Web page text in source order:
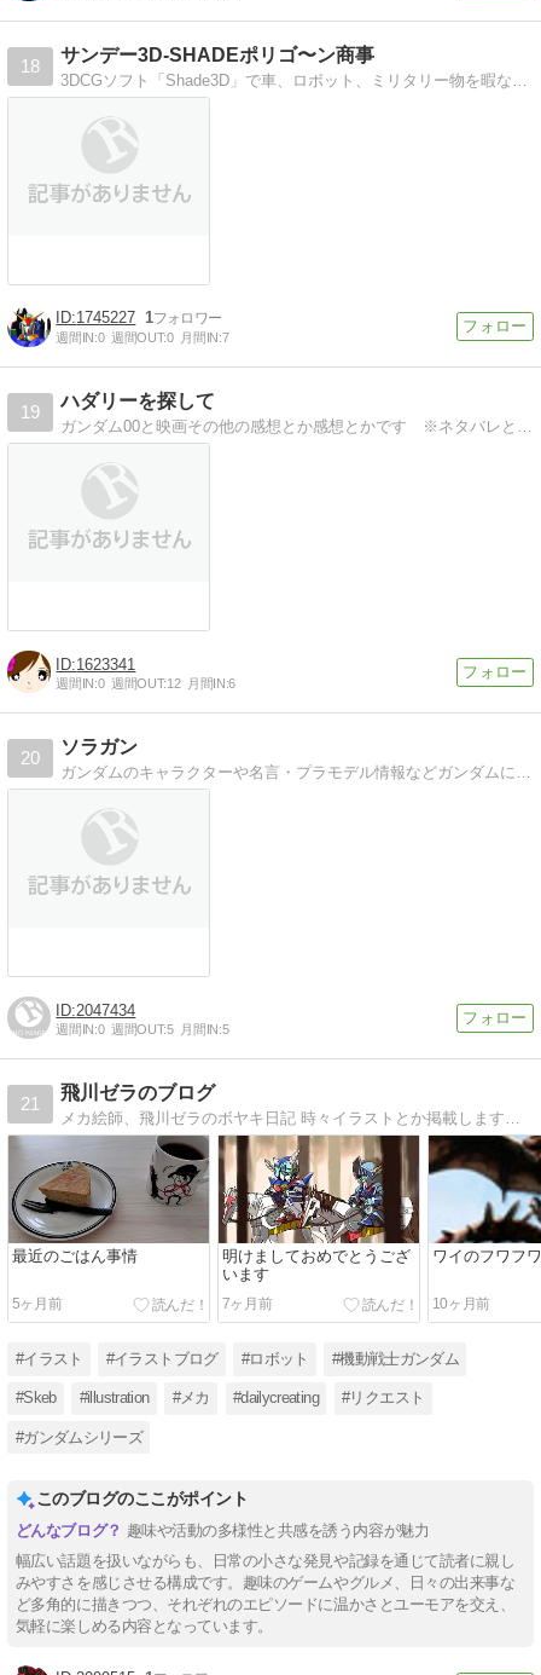
18
サンデー3D-SHADEポリゴ〜ン商事
3DCGソフト「Shade3D」で車、ロボット、ミリタリー物を暇な時間にやってます
1745227 1
週間IN:0 週間OUT:0 月間IN:7
19
ハダリーを探して
ガンダム00と映画その他の感想とか感想とかです ※ネタバレとか気にしないので注意してください
1623341
週間IN:0 週間OUT:12 月間IN:6
20
ソラガン
ガンダムのキャラクターや名言・プラモデル情報などガンダムについて徹底的に紹介していきます！ ネタバレや小ネタまで幅広く、ガンダムについては全てこのブログで揃うように情報提供していくのでお楽しみに！
2047434
週間IN:0 週間OUT:5 月間IN:5
21
飛川ゼラのブログ
メカ絵師、飛川ゼラのボヤキ日記 時々イラストとか掲載します。 ゲームのこともぼやいたり。 絵師だからといっても毎日描いたりはしないわけで。 何かしらの日常を送ってます。リクエストも受けてます！
最近のごはん事情
5ヶ月前
明けましておめでとうござ
います
7ヶ月前
ワイのフワフ
10ヶ月前
#イラスト #イラストブログ #ロボット #機動戦士ガンダム
#Skeb #illustration #メカ #dailycreating #リクエスト
#ガンダムシリーズ
このブログのここがポイント
趣味や活動の多様性と共感を誘う内容が魅力
幅広い話題を扱いながらも、日常の小さな発見や記録を通じて読者に親し
みやすさを感じさせる構成です。趣味のゲームやグルメ、日々の出来事な
ど多角的に描きつつ、それぞれのエピソードに温かさとユーモアを交え、
気軽に楽しめる内容となっています。